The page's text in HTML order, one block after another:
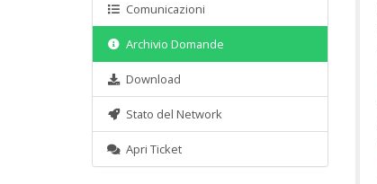
Comunicazioni
Archivio Domande
Download
Stato del Network
Apri Ticket